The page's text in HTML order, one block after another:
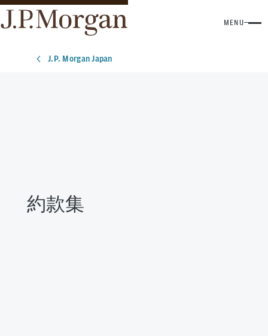
MENU
J.P. Morgan Japan
約款集